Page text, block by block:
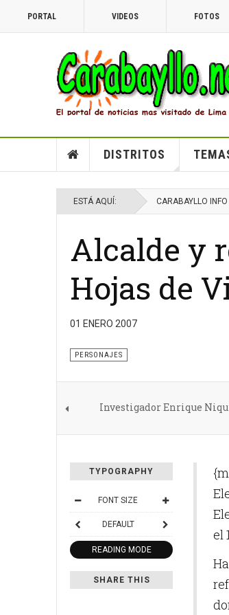
PORTAL VIDEOS FOTOS
DISTRITOS
ESTÁ AQUÍ: CARABAYLLO INFO
Alcalde y
Hojas de
01 ENERO 2007
PERSONAJES
Investigador Enrique
TYPOGRAPHY
FONT SIZE
DEFAULT
READING MODE
SHARE THIS
el